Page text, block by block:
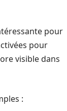
pour
pour
visible dans
: